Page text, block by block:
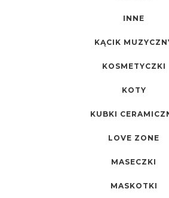
INNE
KĄCIK
KOSMETYCZKI
KOTY
KUBKI
LOVE ZONE
MASECZKI
MASKOTKI